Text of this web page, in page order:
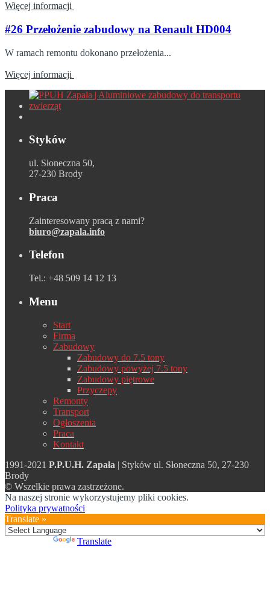
Więcej informacji
#26 Przełożenie zabudowy na Renault HD004
W ramach remontu dokonano przełożenia...
Więcej informacji
Styków
ul. Słoneczna 50,
27-230 Brody
Praca
Zainteresowany pracą z nami?
biuro@zapala.info
Telefon
Tel.: +48 509 14 12 13
Menu
Start
Firma
Zabudowy
Zabudowy do 7.5 tony
Zabudowy powyżej 7.5 tony
Zabudowy piętrowe
Przyczepy
Remonty
Transport
Ogłoszenia
Praca
Kontakt
1991-2021 P.P.U.H. Zapała | Styków ul. Słoneczna 50, 27-230
Brody
© Wszelkie prawa zastrzeżone.
Na naszej stronie wykorzystujemy pliki cookies.
Polityka prywatności
Translate »
Translate